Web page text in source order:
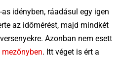
idényben, ráadásul egy igen
az időmérést, majd mindkét
Azonban nem esett
. Itt véget is ért a